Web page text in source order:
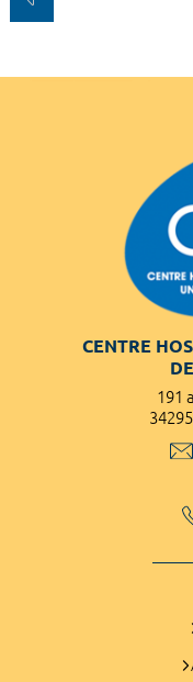
CENTRE
191